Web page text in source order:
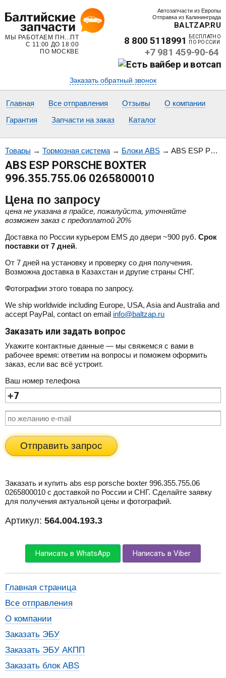
Автозапчасти из Европы
Отправка из Калининграда
BALTZAP.RU
МЫ РАБОТАЕМ ПН...ПТ
С 11:00 ДО 18:00
ПО МОСКВЕ
8 800 5118991
БЕСПЛАТНО
ПО РОССИИ
+7 981 459-90-64
Заказать обратный звонок
Главная Все отправления Отзывы
О компании
Гарантия
Запчасти на заказ Каталог
Товары → Тормозная система→ Блоки ABS → ABS ESP PORSCHE BOXTER 996.355.755.06 0265800010
ABS ESP PORSCHE BOXTER
996.355.755.06 0265800010
Цена по запросу
цена не указана в прайсе, пожалуйста, уточняйте
возможен заказ с предоплатой 20%
Доставка по России курьером EMS до двери ~900 руб. Срок
поставки от 7 дней.
От 7 дней на установку и проверку со дня получения.
Возможна доставка в Казахстан и другие страны СНГ.
Фотографии этого товара по запросу.
We ship worldwide including Europe, USA, Asia and Australia and
accept PayPal, contact on email info@baltzap.ru
Заказать или задать вопрос
Укажите контактные данные — мы свяжемся с вами в
рабочее время: ответим на вопросы и поможем оформить
заказ, если вас всё устроит.
Ваш номер телефона
Отправить запрос
Заказать и купить abs esp porsche boxter 996.355.755.06
0265800010 с доставкой по России и СНГ. Сделайте заявку
для получения актуальной цены и фотографий.
Артикул: 564.004.193.3
Написать в WhatsApp Написать в Viber
Главная страница
Все отправления
О компании
Заказать ЭБУ
Заказать ЭБУ АКПП
Заказать блок ABS